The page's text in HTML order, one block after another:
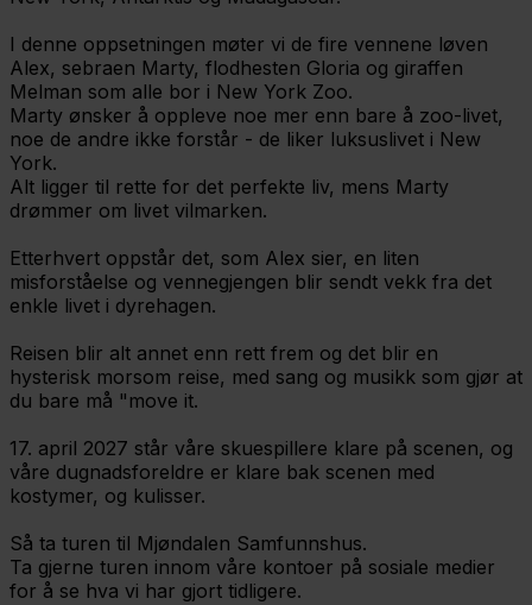
I denne oppsetningen møter vi de fire vennene løven
Alex, sebraen Marty, flodhesten Gloria og giraffen
Melman som alle bor i New York Zoo.
Marty ønsker å oppleve noe mer enn bare å zoo-livet,
noe de andre ikke forstår - de liker luksuslivet i New
York.
Alt ligger til rette for det perfekte liv, mens Marty
drømmer om livet vilmarken.
Etterhvert oppstår det, som Alex sier, en liten
misforståelse og vennegjengen blir sendt vekk fra det
enkle livet i dyrehagen.
Reisen blir alt annet enn rett frem og det blir en
hysterisk morsom reise, med sang og musikk som gjør at
du bare må "move it.
17. april 2027 står våre skuespillere klare på scenen, og
våre dugnadsforeldre er klare bak scenen med
kostymer, og kulisser.
Så ta turen til Mjøndalen Samfunnshus.
Ta gjerne turen innom våre kontoer på sosiale medier
for å se hva vi har gjort tidligere.